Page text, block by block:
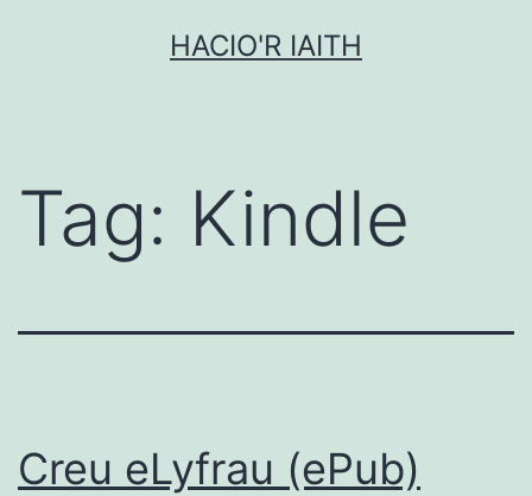
HACIO'R IAITH
Tag: Kindle
Creu eLyfrau (ePub)